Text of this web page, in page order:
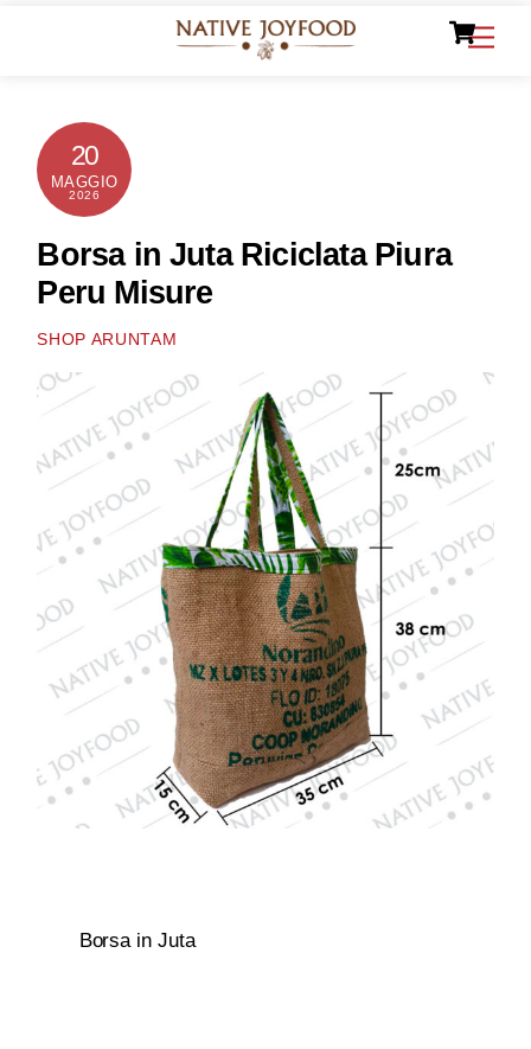
20
MAGGIO
2026
Borsa in Juta Riciclata Piura
Peru Misure
SHOP ARUNTAM
Borsa in Juta